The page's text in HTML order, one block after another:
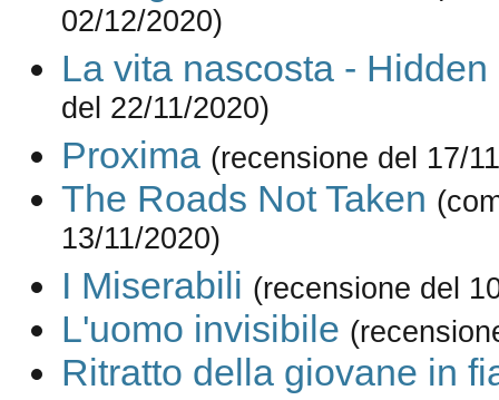
02/12/2020)
La vita nascosta - Hidden
del 22/11/2020)
Proxima (recensione del 17/
The Roads Not Taken
13/11/2020)
I Miserabili (recensione del
L'uomo invisibile
Ritratto della giovane in